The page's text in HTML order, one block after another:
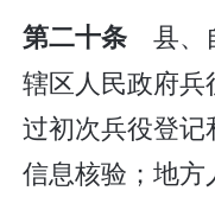
第二十条 县、
辖区人民政府
过初次兵役登
信息核验；地方